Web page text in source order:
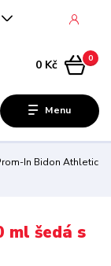
Menu
0
0 Kč
In Bidon Athletic
ml šedá s